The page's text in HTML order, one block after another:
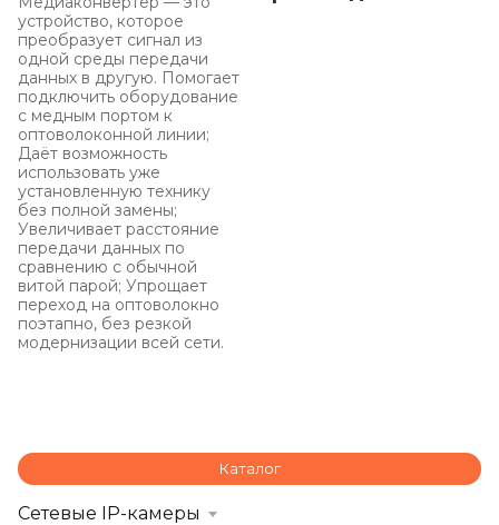
устройство, которое
преобразует сигнал из
одной среды передачи
данных в другую. Помогает
подключить оборудование
с медным портом к
оптоволоконной линии;
Даёт возможность
использовать уже
установленную технику
без полной замены;
Увеличивает расстояние
передачи данных по
сравнению с обычной
витой парой; Упрощает
переход на оптоволокно
поэтапно, без резкой
модернизации всей сети.
Каталог
Сетевые IP-камеры